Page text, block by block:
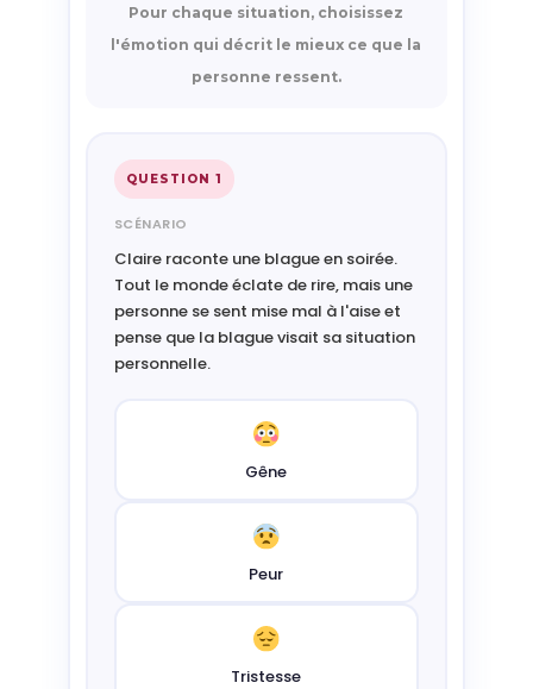
Pour chaque situation, choisissez
l'émotion qui décrit le mieux ce que la
personne ressent.
QUESTION 1
SCÉNARIO
Claire raconte une blague en soirée.
Tout le monde éclate de rire, mais une
personne se sent mise mal à l'aise et
pense que la blague visait sa situation
personnelle.
Gêne
Peur
Tristesse